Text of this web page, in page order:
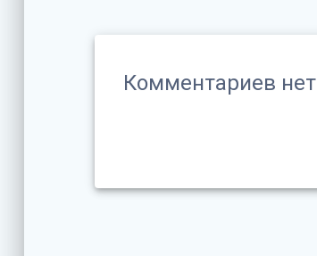
Комментариев нет